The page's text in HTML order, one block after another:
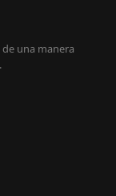
una manera